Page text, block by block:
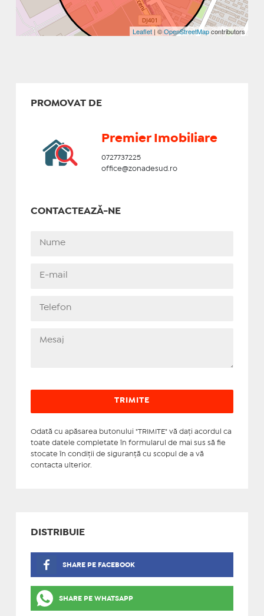
Leaflet | ©OpenStreetMapcontributors
PROMOVAT DE
Premier Imobiliare
0727737225
office@zonadesud.ro
CONTACTEAZĂ-NE
Odată cu apăsarea butonului "TRIMITE" vă daţi acordul ca
toate datele completate în formularul de mai sus să fie
stocate în condiţii de siguranţă cu scopul de a vă
contacta ulterior.
DISTRIBUIE
SHARE PE FACEBOOK
SHARE PE WHATSAPP